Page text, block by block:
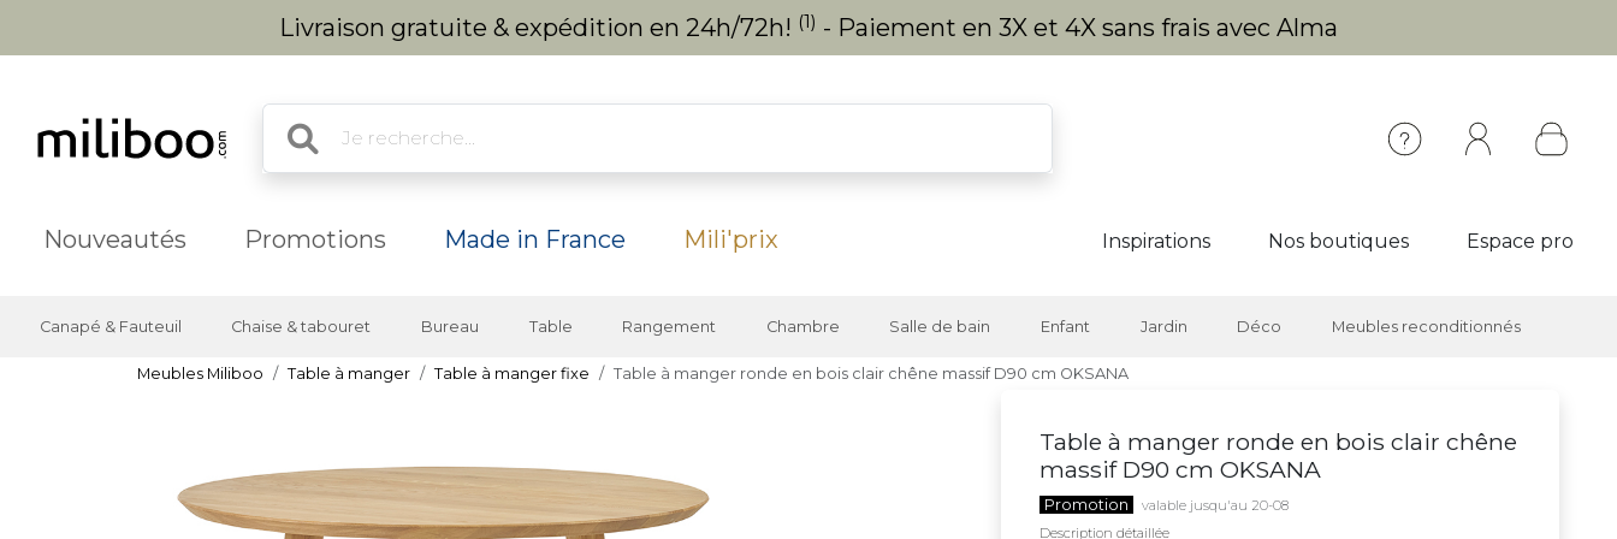
Livraison gratuite & expédition en 24h/72h! (1) - Paiement en 3X et 4X sans frais avec Alma
Nouveautés Promotions Made in France Mili'prix Inspirations Nos boutiques Espace pro
Canapé & Fauteuil Chaise & tabouret Bureau Table Rangement Chambre Salle de bain Enfant Jardin Déco Meubles reconditionnés
Meubles Miliboo Table à manger Table à manger fixe Table à manger ronde en bois clair chêne massif D90 cm OKSANA
Table à manger ronde en bois clair chêne
massif D90 cm OKSANA
Promotion
valable jusqu'au 20-08
Description détaillée